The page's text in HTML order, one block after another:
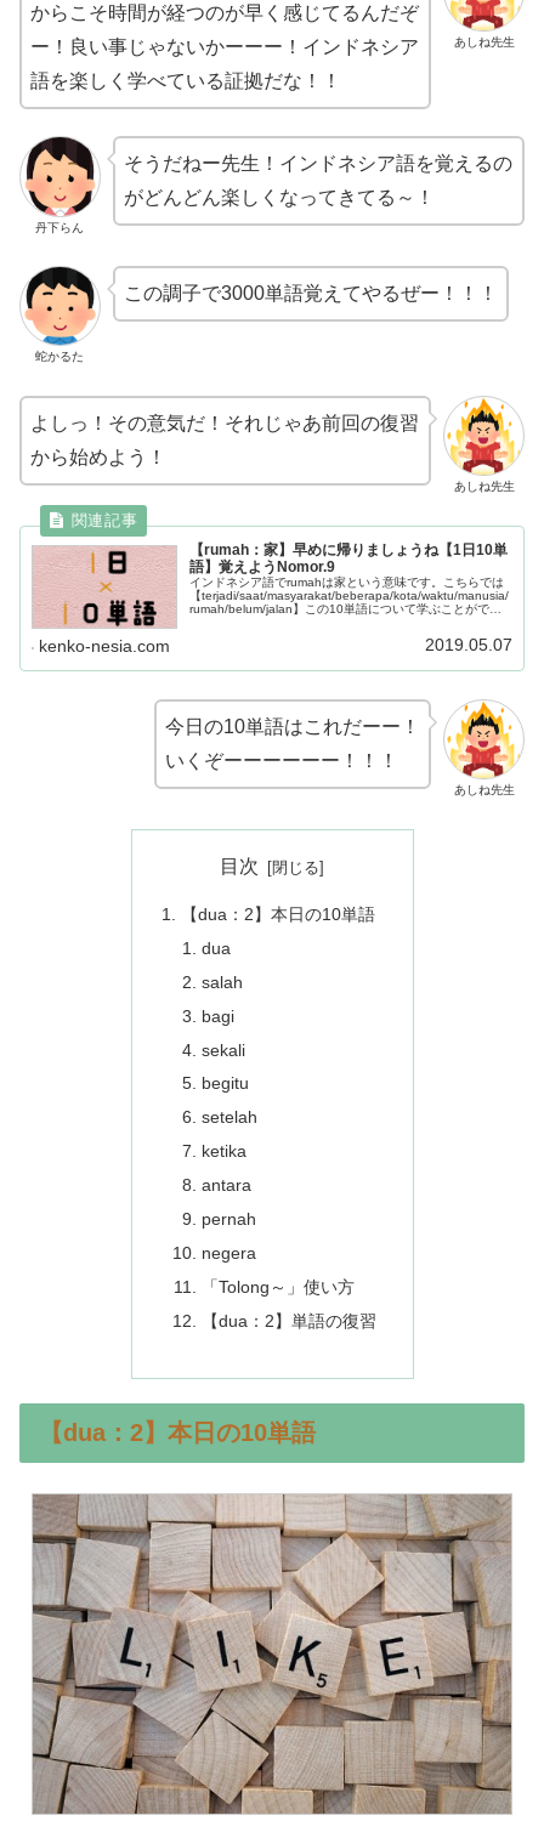
あしね先生
からこそ時間が経つのが早く感じてるんだぞ
ー！良い事じゃないかーーー！インドネシア
語を楽しく学べている証拠だな！！
丹下らん
そうだねー先生！インドネシア語を覚えるの
がどんどん楽しくなってきてる～！
蛇かるた
この調子で3000単語覚えてやるぜー！！！
あしね先生
よしっ！その意気だ！それじゃあ前回の復習
から始めよう！
【rumah：家】早めに帰りましょうね【1日10単
語】覚えようNomor.9
インドネシア語でrumahは家という意味です。こちらでは
【terjadi/saat/masyarakat/beberapa/kota/waktu/manusia/
rumah/belum/jalan】この10単語について学ぶことができ
kenko-nesia.com 2019.05.07
あしね先生
今日の10単語はこれだーー！
いくぞーーーーーー！！！
目次
【dua：2】本日の10単語
dua
salah
bagi
sekali
begitu
setelah
ketika
antara
pernah
negera
「Tolong～」使い方
【dua：2】単語の復習
【dua：2】本日の10単語